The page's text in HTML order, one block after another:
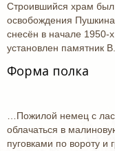
Строившийся храм
освобождения
снесён в начале 1950-
установлен памятник
Форма полка
…Пожилой немец с
облачаться в
пуговками по вороту и